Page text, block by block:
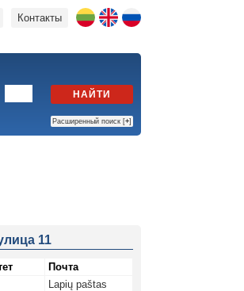
Контакты
НАЙТИ
Расширенный поиск [+]
11
Почта
Lapių paštas